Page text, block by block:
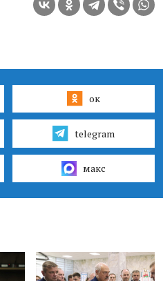
ок
telegram
макс